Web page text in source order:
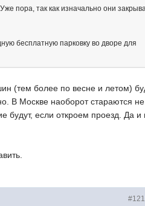
пора, так как изначально они
бесплатную парковку во дворе для
(тем более по весне и летом)
В Москве наоборот стараются не
будут, если откроем проезд. Да и